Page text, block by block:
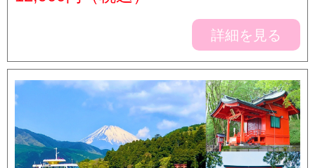
詳細を見る